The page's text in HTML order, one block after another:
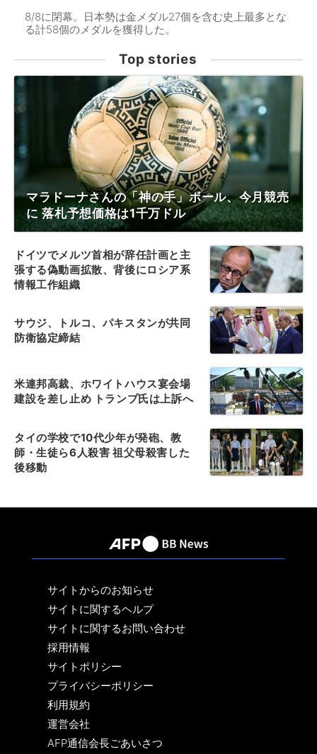
8/8に閉幕。日本勢は金メダル27個を含む史上最多とな
る計58個のメダルを獲得した。
Top stories
マラドーナさんの「神の手」ボール、今月競売
に 落札予想価格は1千万ドル
ドイツでメルツ首相が辞任計画と主
張する偽動画拡散、背後にロシア系
情報工作組織
サウジ、トルコ、パキスタンが共同
防衛協定締結
米連邦高裁、ホワイトハウス宴会場
建設を差し止め トランプ氏は上訴へ
タイの学校で10代少年が発砲、教
師・生徒ら6人殺害 祖父母殺害した
後移動
サイトからのお知らせ
サイトに関するヘルプ
サイトに関するお問い合わせ
採用情報
サイトポリシー
プライバシーポリシー
利用規約
運営会社
AFP通信会長ごあいさつ